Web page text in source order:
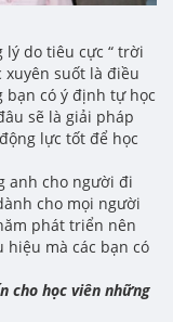
do tiêu cực “ trời
xuyên suốt là điều
bạn có ý định tự học
sẽ là giải pháp
lực tốt để học
anh cho người đi
cho mọi người
phát triển nên
mà các bạn có
cho học viên những